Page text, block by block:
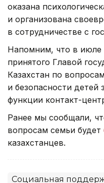
оказана
и организована
в сотрудничестве с
Напомним, что в июле
принятого Главой
Казахстан по
и безопасности детей
функции контакт-
Ранее мы сообщали,
вопросам семьи будет
казахстанцев.
Социальная